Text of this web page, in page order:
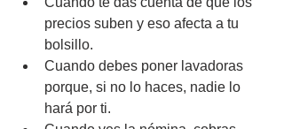
precios suben y eso afecta a tu
bolsillo.
Cuando debes poner lavadoras
porque, si no lo haces, nadie lo
hará por ti.